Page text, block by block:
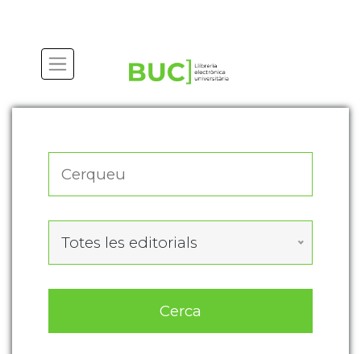
Totes les editorials
Cerca